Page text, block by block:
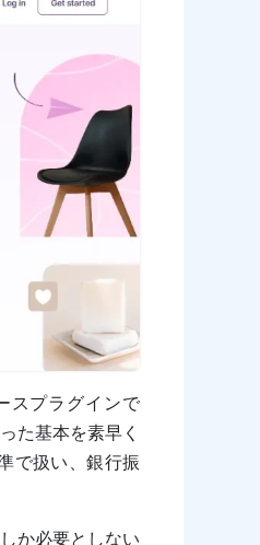
スプラグインで
た基本を素早く
で扱い、銀行振
か必要としない